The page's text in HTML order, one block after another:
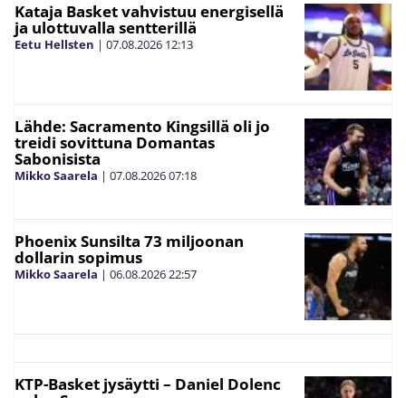
Kataja Basket vahvistuu energisellä
ja ulottuvalla sentterillä
Eetu Hellsten | 07.08.2026 12:13
Lähde: Sacramento Kingsillä oli jo
treidi sovittuna Domantas
Sabonisista
Mikko Saarela | 07.08.202607:18
Phoenix Sunsilta 73 miljoonan
dollarin sopimus
Mikko Saarela | 06.08.202622:57
KTP-Basket jysäytti – Daniel Dolenc